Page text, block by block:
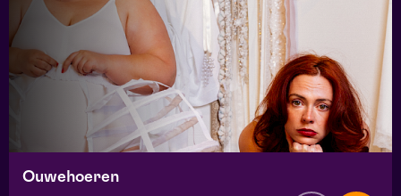
Ouwehoeren